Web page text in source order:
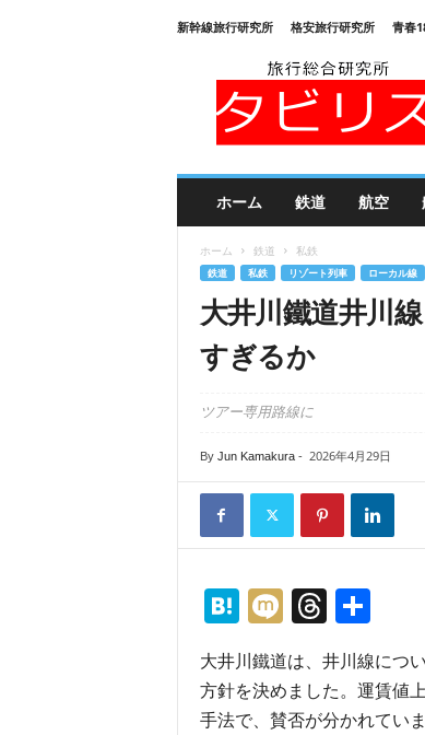
新幹線旅行研究所 格安旅行研究所 青春
ホーム 鉄道 航空
ホーム 鉄道 私鉄
鉄道 私鉄 リゾート列車 ローカル線
大井川鐵道井川
すぎるか
ツアー専用路線に
By Jun Kamakura- 2026年4月29日
H
e
n
M
T
e
a
大井川鐵道は、井川線につ
方針を決めました。運賃値
手法で、賛否が分かれていま